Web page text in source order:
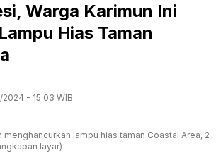
Warga Karimun Ini
Hias Taman
2024 - 15:03 WIB
menghancurkan lampu hias taman Coastal Area, 2
layar)